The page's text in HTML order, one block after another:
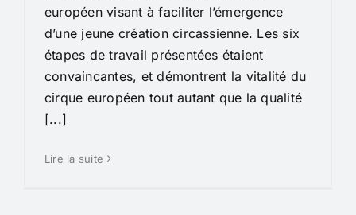
européen visant à faciliter l’émergence
d’une jeune création circassienne. Les six
étapes de travail présentées étaient
convaincantes, et démontrent la vitalité du
cirque européen tout autant que la qualité
[...]
Lire la suite